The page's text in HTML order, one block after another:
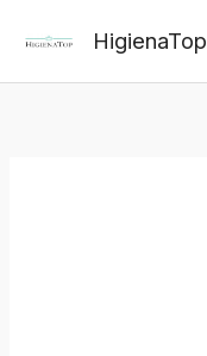
treści
HigienaTop